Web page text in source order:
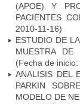
(APOE) Y
PACIENTES
2010-11-16)
ESTUDIO DE
MUESTRA DE
(Fecha de
ANALISIS DEL
PARKIN
MODELO DE